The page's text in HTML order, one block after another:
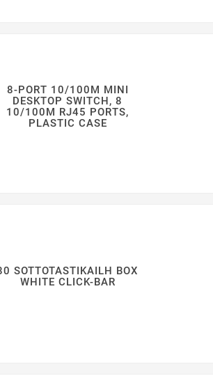
8-PORT 10/100M MINI
DESKTOP SWITCH, 8
10/100M RJ45 PORTS,
PLASTIC CASE
SOTTOTASTIKAILH BOX
WHITE CLICK-BAR